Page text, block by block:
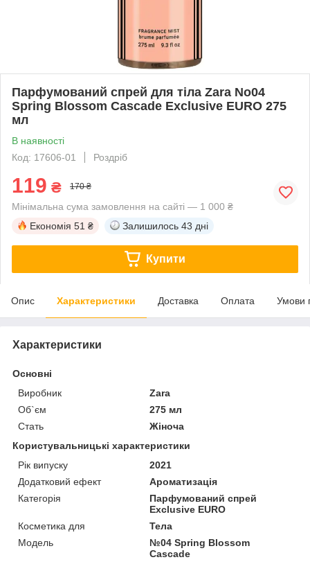
Парфумований спрей для тіла Zara No04
Spring Blossom Cascade Exclusive EURO 275
мл
В наявності
Код: 17606-01
Роздріб
119 ₴ 170 ₴
Мінімальна сума замовлення на сайті — 1 000 ₴
Економія 51 ₴ Залишилось 43 дні
Купити
Опис Характеристики Доставка Оплата Умови
Характеристики
Основні
Виробник
Zara
Об`єм
275 мл
Стать
Жіноча
Користувальницькі характеристики
Рік випуску
2021
Додатковий ефект
Ароматизація
Категорія
Парфумований спрей
Exclusive EURO
Косметика для
Тела
Мoдель
№04 Spring Blossom
Cascade